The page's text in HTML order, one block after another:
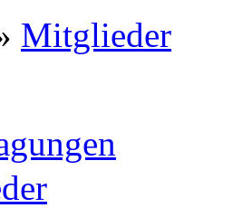
Mitglieder